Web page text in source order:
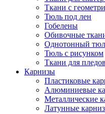
Ткани с
Тюль под лен
Гобелены
Обивочные
Однотонный
Тюль с рисунком
Ткани для
Карнизы
Пластиковые
Алюминиевые
Металлические
Латунные